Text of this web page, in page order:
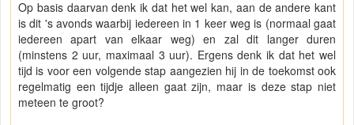
Op basis daarvan denk ik dat het wel kan, aan de andere kant
is dit 's avonds waarbij iedereen in 1 keer weg is (normaal gaat
iedereen apart van elkaar weg) en zal dit langer duren
(minstens 2 uur, maximaal 3 uur). Ergens denk ik dat het wel
tijd is voor een volgende stap aangezien hij in de toekomst ook
regelmatig een tijdje alleen gaat zijn, maar is deze stap niet
meteen te groot?